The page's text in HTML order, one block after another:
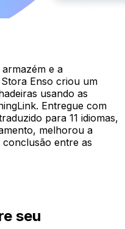
e a
Enso criou um
usando as
Entregue com
para 11 idiomas,
melhorou a
entre as
seu